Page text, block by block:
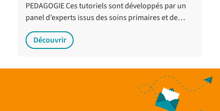
PEDAGOGIE Ces tutoriels sont développés par un
panel d’experts issus des soins primaires et de…
Découvrir